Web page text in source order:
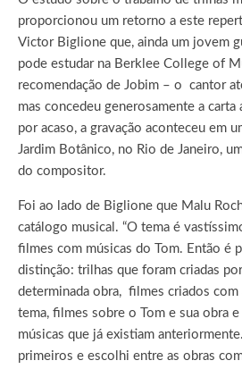
proporcionou um retorno a este
Victor Biglione que, ainda um jovem
pode estudar na Berklee College of
recomendação de Jobim – o cantor
mas concedeu generosamente a
por acaso, a gravação aconteceu em
Jardim Botânico, no Rio de Janeiro,
do compositor.
Foi ao lado de Biglione que Malu
catálogo musical. “O tema é
filmes com músicas do Tom. Então é
distinção: trilhas que foram criadas
determinada obra, filmes criados com
tema, filmes sobre o Tom e sua obra
músicas que já existiam
primeiros e escolhi entre as obras